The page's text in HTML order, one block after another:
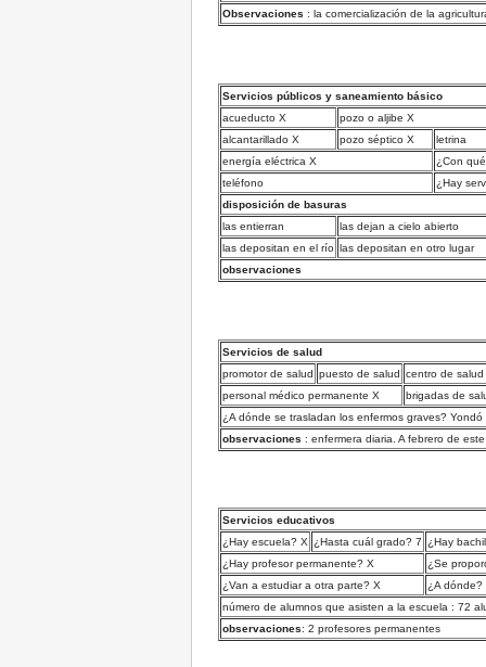
Observaciones : la comercialización de la
Servicios públicos y saneamiento básico
acueducto X
pozo o aljibe X
alcantarillado X
pozo séptico X
letrina
energía eléctrica X
¿Con
teléfono
¿Hay
disposición de basuras
las entierran
las dejan a cielo abierto
las depositan en el río las depositan en otro lugar
observaciones
Servicios de salud
promotor de salud puesto de salud centro de salud
personal médico permanente X
brigadas de
¿A dónde se trasladan los enfermos graves? Yondó
observaciones : enfermera diaria. A febrero de
Servicios educativos
¿Hay escuela? X ¿Hasta cuál grado? 7 ¿Hay
¿Hay profesor permanente? X
¿Se
¿Van a estudiar a otra parte? X
¿A dónde?
número de alumnos que asisten a la escuela : 72
observaciones: 2 profesores permanentes